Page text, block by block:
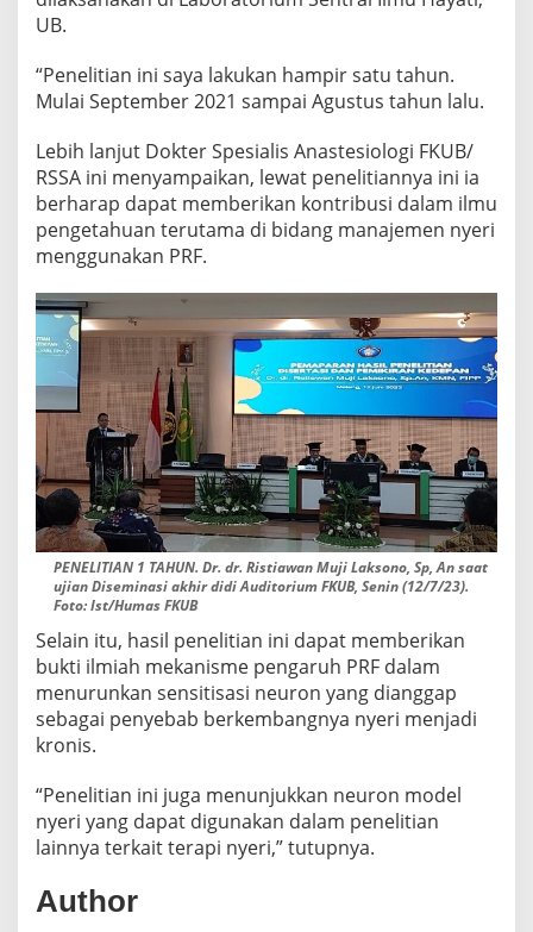
A
UB.
“Penelitian ini saya lakukan hampir satu tahun.
Mulai September 2021 sampai Agustus tahun lalu.
Lebih lanjut Dokter Spesialis Anastesiologi FKUB/
RSSA ini menyampaikan, lewat penelitiannya ini ia
berharap dapat memberikan kontribusi dalam ilmu
pengetahuan terutama di bidang manajemen nyeri
menggunakan PRF.
PENELITIAN 1 TAHUN. Dr. dr. Ristiawan Muji Laksono, Sp, An saat
ujian Diseminasi akhir didi Auditorium FKUB, Senin (12/7/23).
Foto: Ist/Humas FKUB
Selain itu, hasil penelitian ini dapat memberikan
bukti ilmiah mekanisme pengaruh PRF dalam
menurunkan sensitisasi neuron yang dianggap
sebagai penyebab berkembangnya nyeri menjadi
kronis.
“Penelitian ini juga menunjukkan neuron model
nyeri yang dapat digunakan dalam penelitian
lainnya terkait terapi nyeri,” tutupnya.
Author